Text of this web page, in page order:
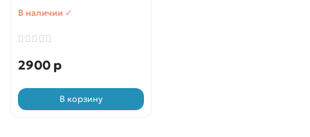
В наличии ✓
2900 р
В корзину